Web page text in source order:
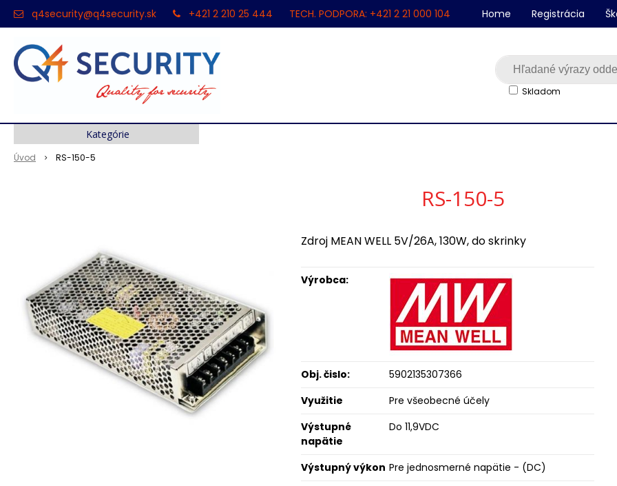
q4security@q4security.sk +421 2 210 25 444 TECH. PODPORA: +421 2 21 000 104
Skladom
Home Registrácia
Úvod RS-150-5
RS-150-5
Zdroj MEAN WELL 5V/26A, 130W, do skrinky
Výrobca:
Obj. čislo:
5902135307366
Využitie
Pre všeobecné účely
Výstupné
napätie
Do 11,9VDC
Výstupný výkon Pre jednosmerné napätie - (DC)
Kategórie